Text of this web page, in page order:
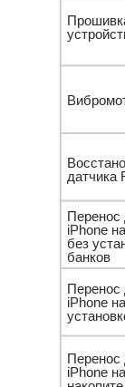
Перенос
iPhone
Перенос
iPhone
Перенос
iPhone
без
банков
датчика